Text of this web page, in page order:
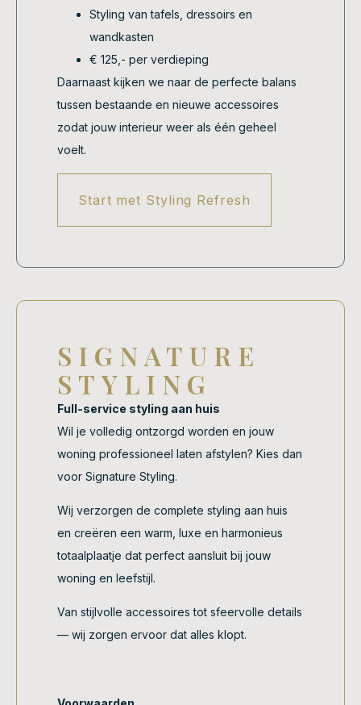
Styling van tafels, dressoirs en
wandkasten
€ 125,- per verdieping
Daarnaast kijken we naar de perfecte balans
tussen bestaande en nieuwe accessoires
zodat jouw interieur weer als één geheel
voelt.
Start met Styling Refresh
SIGNATURE
STYLING
Full-service styling aan huis
Wil je volledig ontzorgd worden en jouw
woning professioneel laten afstylen? Kies dan
voor Signature Styling.
Wij verzorgen de complete styling aan huis
en creëren een warm, luxe en harmonieus
totaalplaatje dat perfect aansluit bij jouw
woning en leefstijl.
Van stijlvolle accessoires tot sfeervolle details
— wij zorgen ervoor dat alles klopt.